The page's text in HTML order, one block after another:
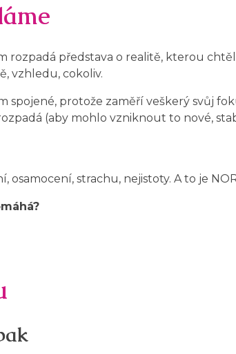
rozpadá představa o realitě, kterou
vzhledu, cokoliv.
spojené, protože zaměří veškerý svůj
(aby mohlo vzniknout to nové,
strachu, nejistoty. A to je